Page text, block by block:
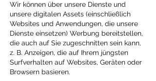
Wir können über unsere Dienste und
unsere digitalen Assets (einschließlich
Websites und Anwendungen, die unsere
Dienste einsetzen) Werbung bereitstellen,
die auch auf Sie zugeschnitten sein kann,
z. B. Anzeigen, die auf Ihrem jüngsten
Surfverhalten auf Websites, Geräten oder
Browsern basieren.